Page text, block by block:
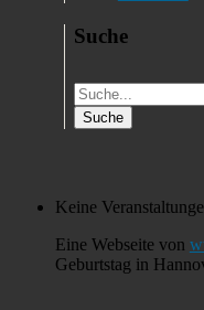
Suche
Keine
Eine Webseite von
Geburtstag in